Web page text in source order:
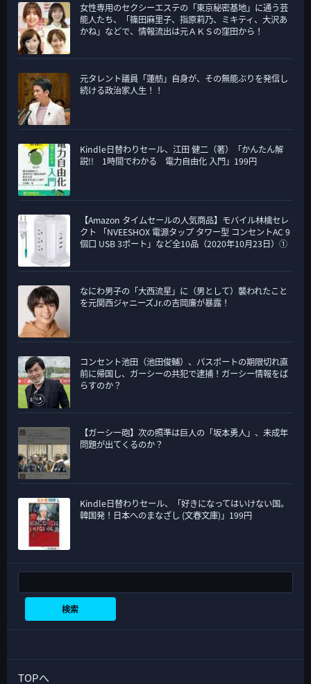
女性専用のセクシーエステの「東京秘密基地」に通う芸
能人たち、「篠田麻里子、指原莉乃、ミキティ、大沢あ
かね」などで、情報流出は元ＡＫＳの窪田から！
元タレント議員「蓮舫」自身が、その無能ぶりを発信し
続ける政治家人生！！
Kindle日替わりセール、江田 健二（著）「かんたん解
説!! 1時間でわかる 電力自由化 入門」199円
【Amazon タイムセールの人気商品】モバイル林檎セレ
クト 「NVEESHOX 電源タップ タワー型 コンセントAC 9
個口 USB 3ポート」など全10品（2020年10月23日）①
なにわ男子の「大西流星」に（男として）襲われたこと
を元関西ジャニーズJr.の吉岡廉が暴露！
コンセント池田（池田俊輔）、パスポートの期限切れ直
前に帰国し、ガーシーの共犯で逮捕！ガーシー情報をば
らすのか？
【ガーシー砲】次の照準は巨人の「坂本勇人」、未成年
問題が出てくるのか？
Kindle日替わりセール、「好きになってはいけない国。
韓国発！日本へのまなざし (文春文庫)」199円
検索
TOPへ